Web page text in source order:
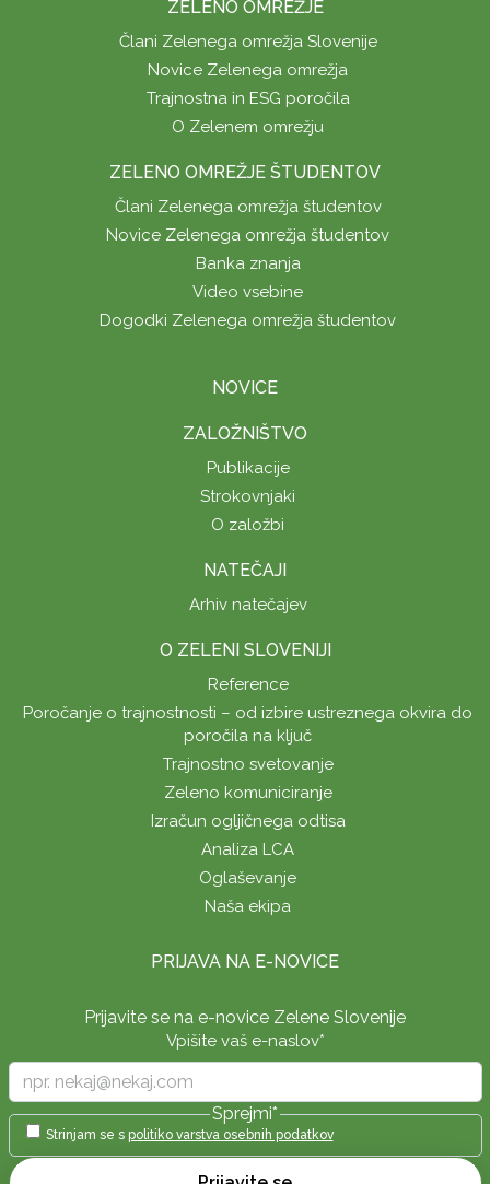
ZELENO OMREŽJE
Člani Zelenega omrežja Slovenije
Novice Zelenega omrežja
Trajnostna in ESG poročila
O Zelenem omrežju
ZELENO OMREŽJE ŠTUDENTOV
Člani Zelenega omrežja študentov
Novice Zelenega omrežja študentov
Banka znanja
Video vsebine
Dogodki Zelenega omrežja študentov
NOVICE
ZALOŽNIŠTVO
Publikacije
Strokovnjaki
O založbi
NATEČAJI
Arhiv natečajev
O ZELENI SLOVENIJI
Reference
Poročanje o trajnostnosti – od izbire ustreznega okvira do
poročila na ključ
Trajnostno svetovanje
Zeleno komuniciranje
Izračun ogljičnega odtisa
Analiza LCA
Oglaševanje
Naša ekipa
PRIJAVA NA E-NOVICE
Prijavite se na e-novice Zelene Slovenije
Vpišite vaš e-naslov*
Sprejmi*
Strinjam se s politiko varstva osebnih podatkov